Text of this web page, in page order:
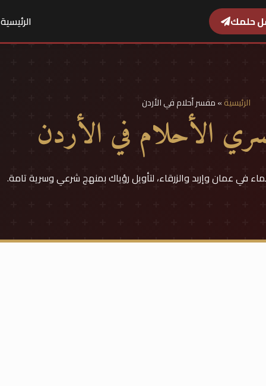
حلمك الرئيسية
الرئيسية»مفسر أحلام في الأردن
الأحلام في الأردن
في عمان وإربد والزرقاء، لتأويل رؤياك بمنهج شرعي وسرية تامة.